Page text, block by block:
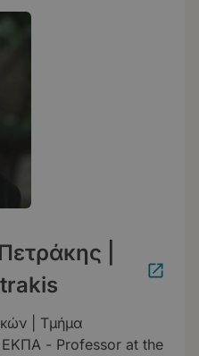
|
| Τμήμα
ΕΚΠΑ - Professor at the